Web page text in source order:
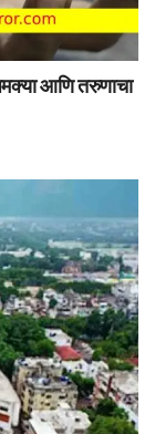
आणि तरुणाचा